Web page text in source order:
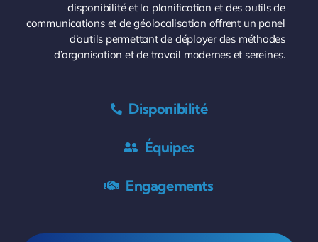
disponibilité et la planification et des outils de
communications et de géolocalisation offrent un panel
d’outils permettant de déployer des méthodes
d’organisation et de travail modernes et sereines.
Disponibilité
Équipes
Engagements